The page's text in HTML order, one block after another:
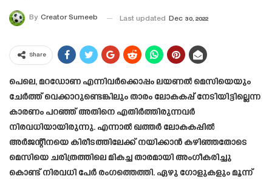
By Creator Sumeeb Last updated Dec 30, 2022
Share
പെലെ, മറഡോണ എന്നിവർക്കൊപ്പം ലയണൽ മെസിയെയും
ചേർത്ത് വെക്കാറുണ്ടെങ്കിലും താരം ലോകകപ്പ് നേടിയിട്ടില്ലെന്ന
കാരണം പറഞ്ഞ് അതിനെ എതിർത്തിരുന്നവർ
നിരവധിയായിരുന്നു. എന്നാൽ ഖത്തർ ലോകകപ്പിൽ
അർജന്റീനയെ കിരീടത്തിലേക്ക് നയിക്കാൻ കഴിഞ്ഞതോടെ
മെസിയെ ചരിത്രത്തിലെ മികച്ച താരമായി അംഗീകരിച്ചു
കൊണ്ട് നിരവധി പേർ രംഗത്തെത്തി. ഏഴു ഗോളുകളും മൂന്ന്